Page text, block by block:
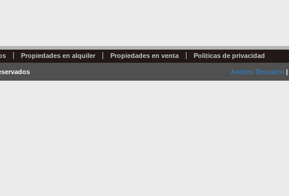
Propiedades en alquiler Propiedades en venta Politicas de privacidad
Andres Descalzo |